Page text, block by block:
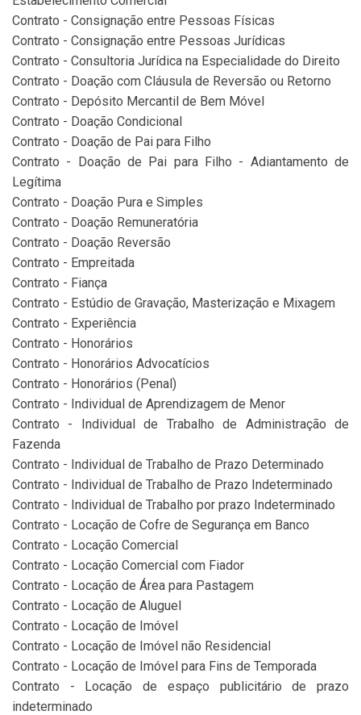
Contrato - Consignação entre Pessoas Físicas
Contrato - Consignação entre Pessoas Jurídicas
Contrato - Consultoria Jurídica na Especialidade do Direito
Contrato - Doação com Cláusula de Reversão ou Retorno
Contrato - Depósito Mercantil de Bem Móvel
Contrato - Doação Condicional
Contrato - Doação de Pai para Filho
Contrato - Doação de Pai para Filho - Adiantamento de
Legítima
Contrato - Doação Pura e Simples
Contrato - Doação Remuneratória
Contrato - Doação Reversão
Contrato - Empreitada
Contrato - Fiança
Contrato - Estúdio de Gravação, Masterização e Mixagem
Contrato - Experiência
Contrato - Honorários
Contrato - Honorários Advocatícios
Contrato - Honorários (Penal)
Contrato - Individual de Aprendizagem de Menor
Contrato - Individual de Trabalho de Administração de
Fazenda
Contrato - Individual de Trabalho de Prazo Determinado
Contrato - Individual de Trabalho de Prazo Indeterminado
Contrato - Individual de Trabalho por prazo Indeterminado
Contrato - Locação de Cofre de Segurança em Banco
Contrato - Locação Comercial
Contrato - Locação Comercial com Fiador
Contrato - Locação de Área para Pastagem
Contrato - Locação de Aluguel
Contrato - Locação de Imóvel
Contrato - Locação de Imóvel não Residencial
Contrato - Locação de Imóvel para Fins de Temporada
Contrato - Locação de espaço publicitário de prazo
indeterminado